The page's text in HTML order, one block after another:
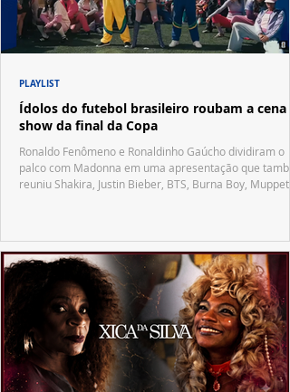
Ídolos do futebol brasileiro roubam a cena
show da final da Copa
Ronaldo Fenômeno e Ronaldinho Gaúcho dividiram o
palco com Madonna em uma apresentação que
reuniu Shakira, Justin Bieber, BTS, Burna Boy, Muppets,
PLAYLIST